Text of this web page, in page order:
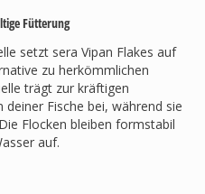
Fütterung
setzt sera Vipan Flakes auf
zu herkömmlichen
trägt zur kräftigen
Fische bei, während sie
Flocken bleiben formstabil
auf.